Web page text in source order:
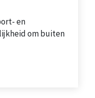
en
om buiten